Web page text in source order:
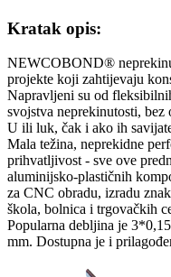
Kratak opis:
NEWCOBOND®
projekte koji zahtijevaju
Napravljeni su od
svojstva neprekinutosti,
U ili luk, čak i ako ih
Mala težina, neprekidne
prihvatljivost - sve ove
aluminijsko-plastičnih
za CNC obradu, izradu
škola, bolnica i trgovačkih
Popularna debljina je
mm. Dostupna je i